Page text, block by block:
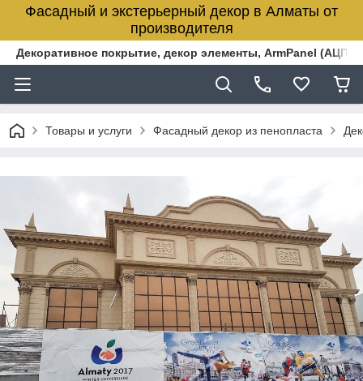
Фасадный и экстерьерный декор в Алматы от
производителя
Декоративное покрытие, декор элементы, ArmPanel
Товары и услуги Фасадный декор из пенопласта